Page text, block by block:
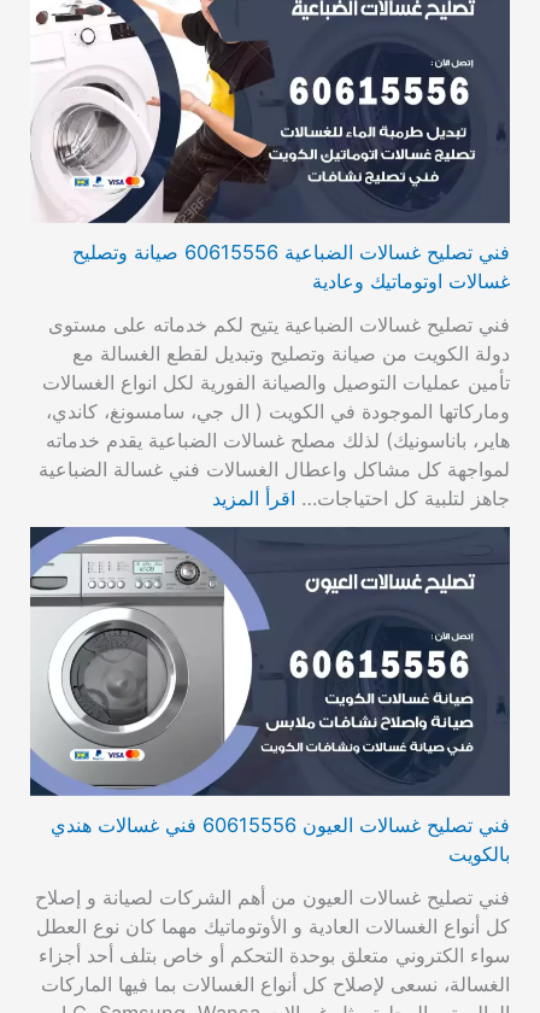
فني تصليح غسالات الضباعية 60615556 صيانة وتصليح
غسالات اوتوماتيك وعادية
فني تصليح غسالات الضباعية يتيح لكم خدماته على مستوى
دولة الكويت من صيانة وتصليح وتبديل لقطع الغسالة مع
تأمين عمليات التوصيل والصيانة الفورية لكل انواع الغسالات
وماركاتها الموجودة في الكويت ( ال جي، سامسونغ، كاندي،
هاير، باناسونيك) لذلك مصلح غسالات الضباعية يقدم خدماته
لمواجهة كل مشاكل واعطال الغسالات فني غسالة الضباعية
جاهز لتلبية كل احتياجات… اقرأ المزيد
فني تصليح غسالات العيون 60615556 فني غسالات هندي
بالكويت
فني تصليح غسالات العيون من أهم الشركات لصيانة و إصلاح
كل أنواع الغسالات العادية و الأوتوماتيك مهما كان نوع العطل
سواء الكتروني متعلق بوحدة التحكم أو خاص بتلف أحد أجزاء
الغسالة، نسعى لإصلاح كل أنواع الغسالات بما فيها الماركات